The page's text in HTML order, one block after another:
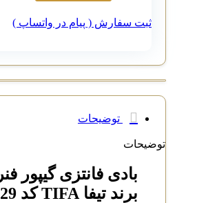
ثبت سفارش ( پیام در واتساپ )
توضیحات
توضیحات
بادی فانتزی گیپور فنردار
برند تیفا TIFA کد 2029